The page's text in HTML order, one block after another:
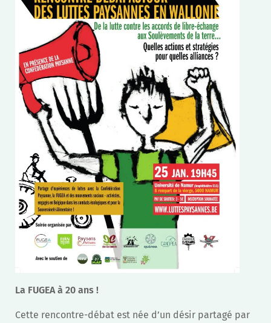
La FUGEA à 20 ans !
Cette rencontre-débat est née d’un désir partagé par